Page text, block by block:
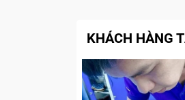
KHÁCH HÀNG